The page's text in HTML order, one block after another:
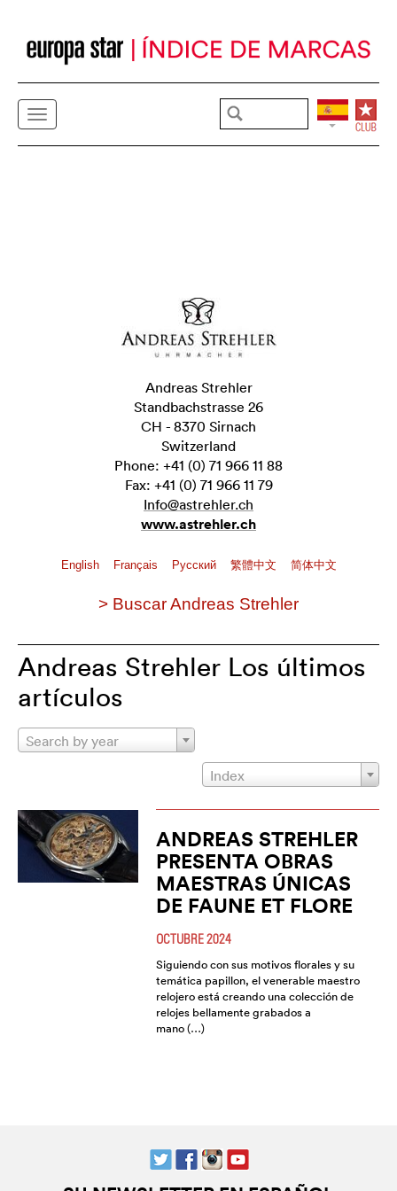
Andreas Strehler
Standbachstrasse 26
CH - 8370 Sirnach
Switzerland
Phone: +41 (0) 71 966 11 88
Fax: +41 (0) 71 966 11 79
Info@astrehler.ch
www.astrehler.ch
English Français Pусский 繁體中文 简体中文
> Buscar Andreas Strehler
Andreas Strehler Los últimos
artículos
Search by year
Index
ANDREAS STREHLER
PRESENTA OBRAS
MAESTRAS ÚNICAS
DE FAUNE ET FLORE
OCTUBRE 2024
Siguiendo con sus motivos florales y su
temática papillon, el venerable maestro
relojero está creando una colección de
relojes bellamente grabados a
mano (…)